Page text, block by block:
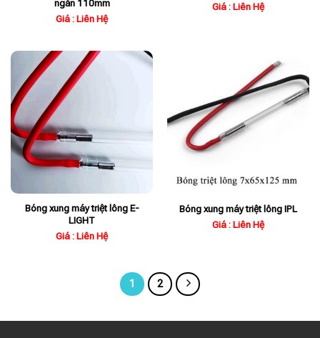
ngắn 110mm
Giá : Liên Hệ
Giá : Liên Hệ
Bóng xung máy triệt lông E-
LIGHT
Giá : Liên Hệ
Bóng xung máy triệt lông IPL
Giá : Liên Hệ
1 2